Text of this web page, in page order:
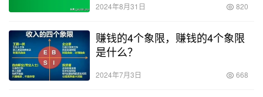
2024年8月31日 820
赚钱的4个象限，赚钱的4个象限
是什么？
2024年7月3日 668